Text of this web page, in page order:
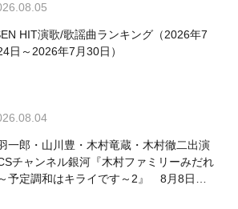
HIT演歌/歌謡曲ランキング（2026年7
日～2026年7月30日）
一郎・山川豊・木村竜蔵・木村徹二出演
チャンネル銀河『木村ファミリーみだれ
予定調和はキライです～2』 8月8日